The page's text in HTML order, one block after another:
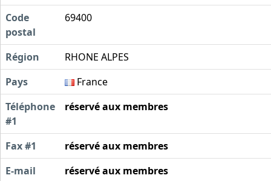
Code
postal
69400
Région
RHONE ALPES
Pays
France
Téléphone
#1
réservé aux membres
Fax #1
réservé aux membres
E-mail
réservé aux membres